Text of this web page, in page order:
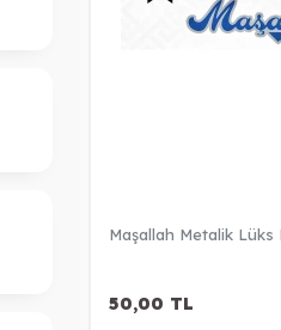
Maşallah Metalik
50,00 TL